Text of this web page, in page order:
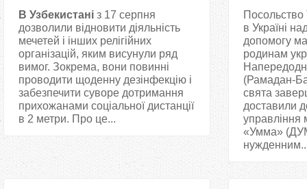
В Узбекистані з 17 серпня
дозволили відновити діяльність
мечетей і інших релігійних
організацій, яким висунули ряд
вимог. Зокрема, вони повинні
проводити щоденну дезінфекцію і
забезпечити суворе дотримання
прихожанами соціальної дистанції
в 2 метри. Про це...
Посольство
в Україні
допомогу
родинам
(Рамадан-
свята
доставили
управління
«Умма»